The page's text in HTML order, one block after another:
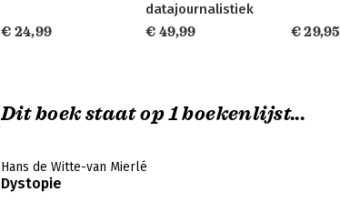
€ 24,99
datajournalistiek
€ 49,99
€ 29,95
Dit boek staat op 1 boekenlijst...
Hans de Witte-van Mierlé
Dystopie